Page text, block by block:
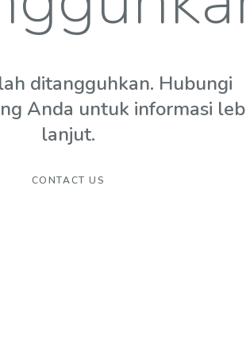
ditangguhkan. Hubungi
Anda untuk informasi
lanjut.
CONTACT US